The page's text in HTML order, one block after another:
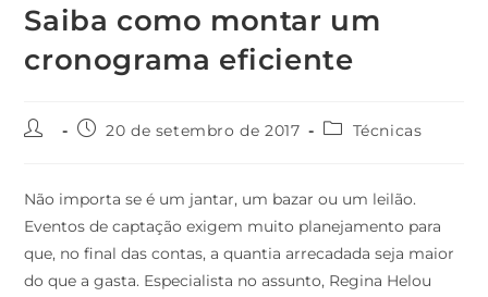
Saiba como montar um
cronograma eficiente
20 de setembro de 2017 Técnicas
Não importa se é um jantar, um bazar ou um leilão.
Eventos de captação exigem muito planejamento para
que, no final das contas, a quantia arrecadada seja maior
do que a gasta. Especialista no assunto, Regina Helou